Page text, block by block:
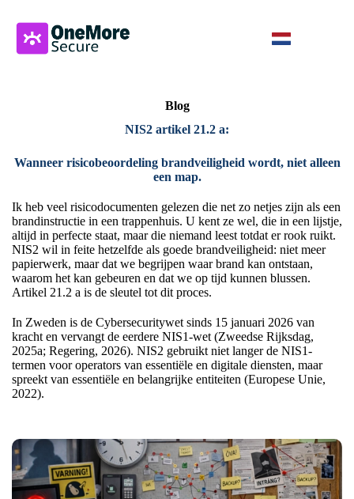
Blog
NIS2 artikel 21.2 a:
Wanneer risicobeoordeling brandveiligheid wordt, niet alleen
een map.
Ik heb veel risicodocumenten gelezen die net zo netjes zijn als een
brandinstructie in een trappenhuis. U kent ze wel, die in een lijstje,
altijd in perfecte staat, maar die niemand leest totdat er rook ruikt.
NIS2 wil in feite hetzelfde als goede brandveiligheid: niet meer
papierwerk, maar dat we begrijpen waar brand kan ontstaan,
waarom het kan gebeuren en dat we op tijd kunnen blussen.
Artikel 21.2 a is de sleutel tot dit proces.
In Zweden is de Cybersecuritywet sinds 15 januari 2026 van
kracht en vervangt de eerdere NIS1-wet (Zweedse Rijksdag,
2025a; Regering, 2026). NIS2 gebruikt niet langer de NIS1-
termen voor operators van essentiële en digitale diensten, maar
spreekt van essentiële en belangrijke entiteiten (Europese Unie,
2022).